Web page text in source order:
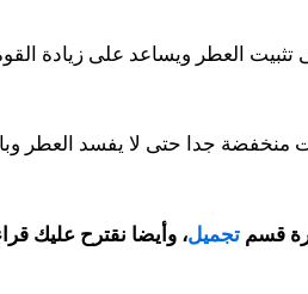
العطر ويساعد على زيادة
جدا حتى لا يفسد العطر
قسم تجميل، وأيضا نقترح عليك